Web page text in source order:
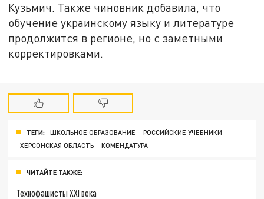
Кузьмич. Также чиновник добавила, что
обучение украинскому языку и литературе
продолжится в регионе, но с заметными
корректировками.
ТЕГИ: ШКОЛЬНОЕ ОБРАЗОВАНИЕ
РОССИЙСКИЕ УЧЕБНИКИ
ХЕРСОНСКАЯ ОБЛАСТЬ
КОМЕНДАТУРА
ЧИТАЙТЕ ТАКЖЕ:
Технофашисты XXI века